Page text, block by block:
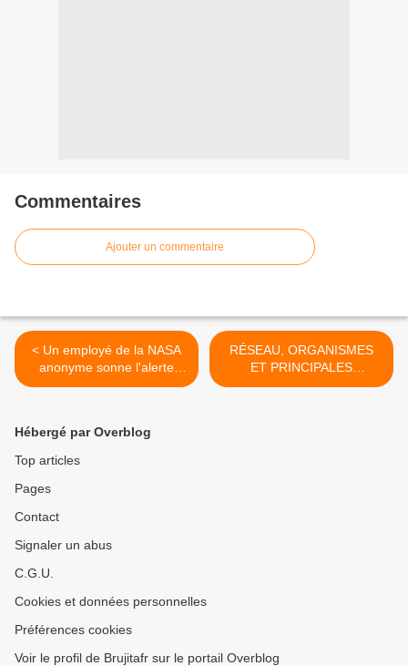
Commentaires
Ajouter un commentaire
< Un employé de la NASA
anonyme sonne l'alerte
(Aug, 2015) NIBIRU
RÉSEAU, ORGANISMES
ET PRINCIPALES
PERSONNALITÉS
Hébergé par Overblog
Top articles
Pages
Contact
Signaler un abus
C.G.U.
Cookies et données personnelles
Préférences cookies
Voir le profil de Brujitafr sur le portail Overblog